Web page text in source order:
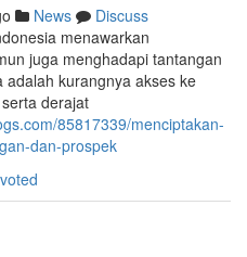
News
Discuss
menawarkan
juga menghadapi tantangan
kurangnya akses ke
derajat
85817339/menciptakan-
dan-prospek